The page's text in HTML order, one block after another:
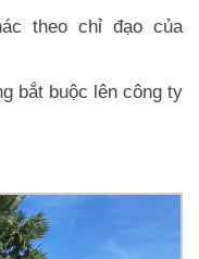
theo chỉ đạo của
bắt buộc lên công ty